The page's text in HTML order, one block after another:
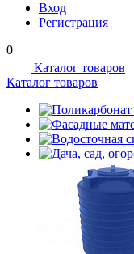
Вход
Регистрация
0
Каталог товаров
Каталог товаров